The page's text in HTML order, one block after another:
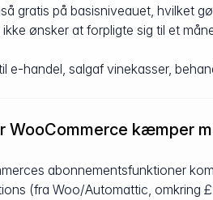
gratis på basisniveauet, hvilket
ønsker at forpligte sig til et
e-handel, salgaf vinekasser,
WooCommerce kæmper
abonnementsfunktioner
(fra Woo/Automattic, omkring